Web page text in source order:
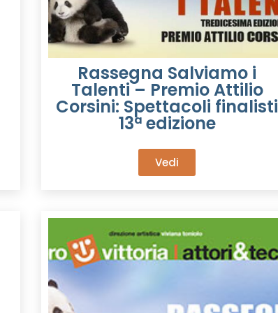
Rassegna Salviamo i
Talenti – Premio Attilio
Corsini: Spettacoli finalisti
13ª edizione
Vedi